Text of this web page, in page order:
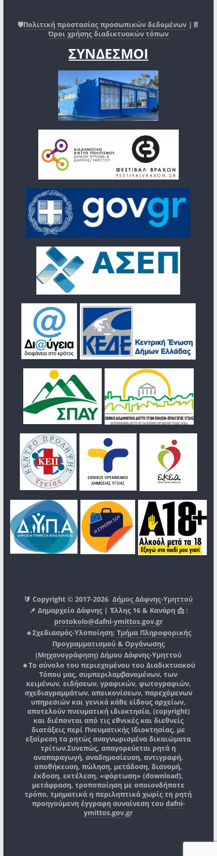
🛡️Πολιτική προστασίας προσωπικών δεδομένων |📄
Όροι χρήσης διαδικτυακών τόπων
ΣΥΝΔΕΣΜΟΙ
🔰 Copyright © 2017-2026Δήμος Δάφνης-Υμηττού
📌 Δημαρχείο Δάφνης | Έλλης 16 & Κανάρη 📩 :
protokolo@dafni-ymittos.gov.gr
🔹Σχεδιασμός-Υλοποίηση: Τμήμα Πληροφορικής
Προγραμματισμού & Οργάνωσης
(Μηχανογράφηση) Δήμου Δάφνης-Υμηττού
🔸Το σύνολο του περιεχομένου του Διαδικτυακού
Τόπου μας, συμπεριλαμβανομένων, των
κειμένων, ειδήσεων, γραφικών, φωτογραφιών,
σχεδιαγραμμάτων, απεικονίσεων, παρεχόμενων
υπηρεσιών και γενικά κάθε είδους αρχείων,
αποτελούν πνευματική ιδιοκτησία, (copyright)
και διέπονται από τις εθνικές και διεθνείς
διατάξεις περί Πνευματικής Ιδιοκτησίας, με
εξαίρεση τα ρητώς αναγνωρισμένα δικαιώματα
τρίτων.Συνεπώς, απαγορεύεται ρητά η
αναπαραγωγή, αναδημοσίευση, αντιγραφή,
αποθήκευση, πώληση, μετάδοση, διανομή,
έκδοση, εκτέλεση, «φόρτωση» (download),
μετάφραση, τροποποίηση με οποιονδήποτε
τρόπο, τμηματικά η περιληπτικά χωρίς τη ρητή
προηγούμενη έγγραφη συναίνεση του dafni-
ymittos.gov.gr